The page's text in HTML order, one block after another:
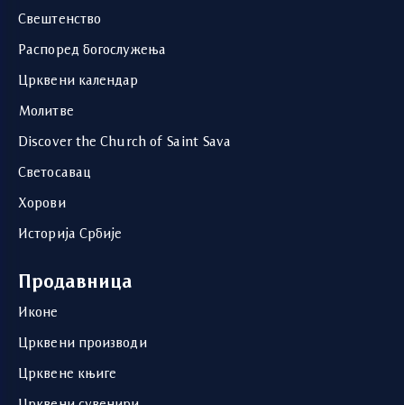
Свештенство
Распоред богослужења
Црквени календар
Молитве
Discover the Church of Saint Sava
Светосавац
Хорови
Историја Србије
Продавница
Иконе
Црквени производи
Црквене књиге